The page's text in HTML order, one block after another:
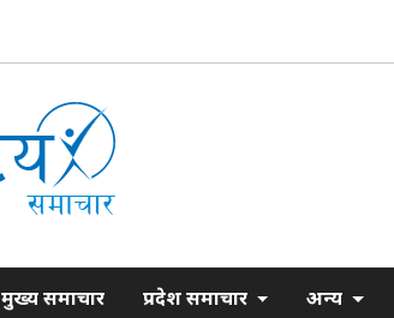
मुख्य समाचार प्रदेश समाचार अन्य